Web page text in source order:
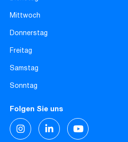
Mittwoch
Donnerstag
Freitag
Samstag
Sonntag
Folgen Sie uns